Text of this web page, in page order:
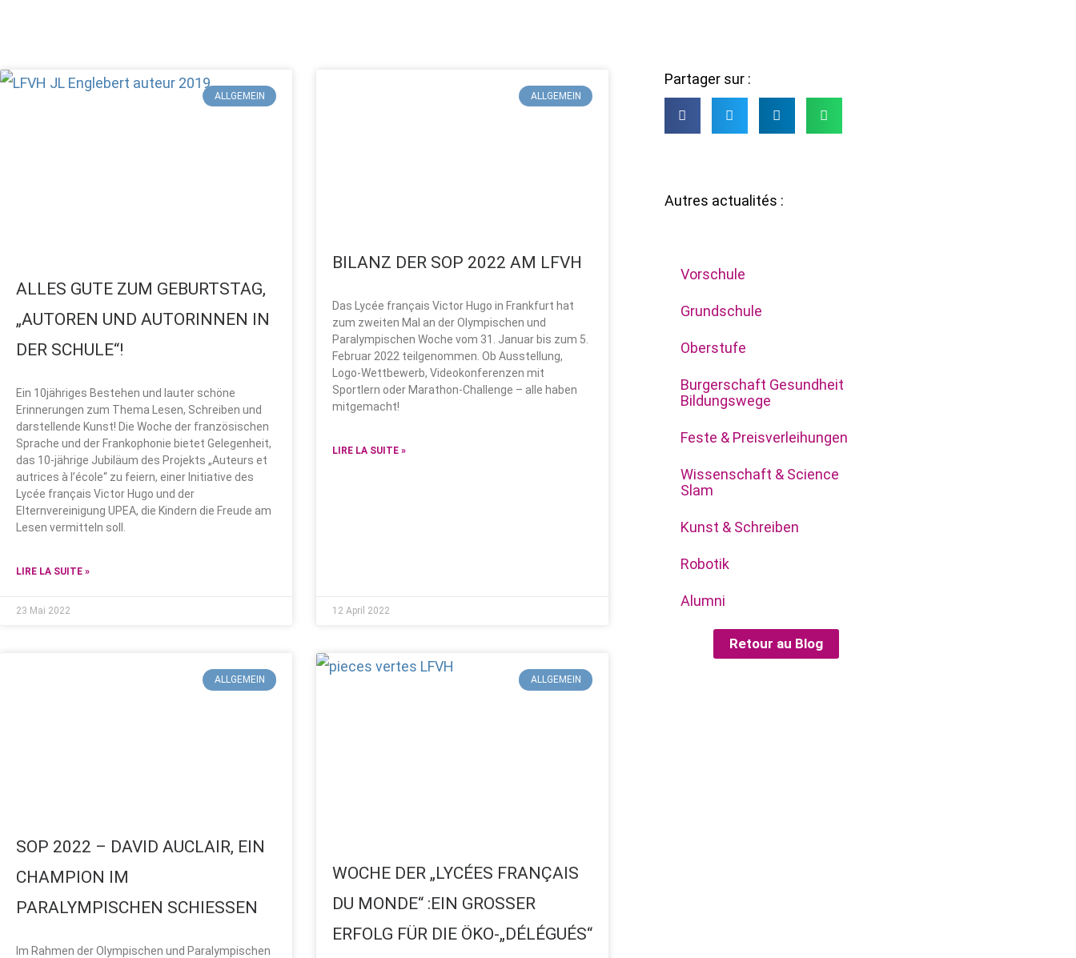
ALLGEMEIN
ALLES GUTE ZUM GEBURTSTAG,
„AUTOREN UND AUTORINNEN IN
DER SCHULE“!
Ein 10jähriges Bestehen und lauter schöne
Erinnerungen zum Thema Lesen, Schreiben und
darstellende Kunst! Die Woche der französischen
Sprache und der Frankophonie bietet Gelegenheit,
das 10-jährige Jubiläum des Projekts „Auteurs et
autrices à l’école“ zu feiern, einer Initiative des
Lycée français Victor Hugo und der
Elternvereinigung UPEA, die Kindern die Freude am
Lesen vermitteln soll.
LIRE LA SUITE »
23 Mai 2022
ALLGEMEIN
BILANZ DER SOP 2022 AM LFVH
Das Lycée français Victor Hugo in Frankfurt hat
zum zweiten Mal an der Olympischen und
Paralympischen Woche vom 31. Januar bis zum 5.
Februar 2022 teilgenommen. Ob Ausstellung,
Logo-Wettbewerb, Videokonferenzen mit
Sportlern oder Marathon-Challenge – alle haben
mitgemacht!
LIRE LA SUITE »
12 April 2022
ALLGEMEIN
SOP 2022 – DAVID AUCLAIR, EIN
CHAMPION IM
PARALYMPISCHEN SCHIESSEN
Im Rahmen der Olympischen und Paralympischen
ALLGEMEIN
WOCHE DER „LYCÉES FRANÇAIS
DU MONDE“ :EIN GROSSER E
RFOLG FÜR DIE ÖKO-„DÉLÉGUÉS“
Partager sur :
Autres actualités :
Vorschule
Grundschule
Oberstufe
Burgerschaft Gesundheit
Bildungswege
Feste & Preisverleihungen
Wissenschaft & Science
Slam
Kunst & Schreiben
Robotik
Alumni
Retour au Blog